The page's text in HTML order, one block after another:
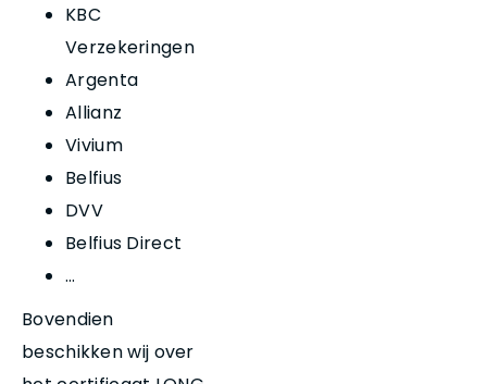
KBC
Verzekeringen
Argenta
Allianz
Vivium
Belfius
DVV
Belfius Direct
…
Bovendien
beschikken wij over